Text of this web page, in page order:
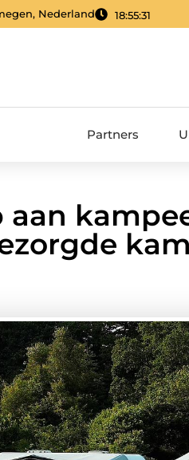
Nederland 18:55:32
Partners
aan